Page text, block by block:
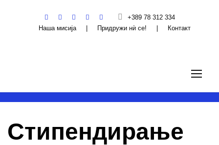
+389 78 312 334
Наша мисија
Придружи нѝ се! Контакт
Стипендирање